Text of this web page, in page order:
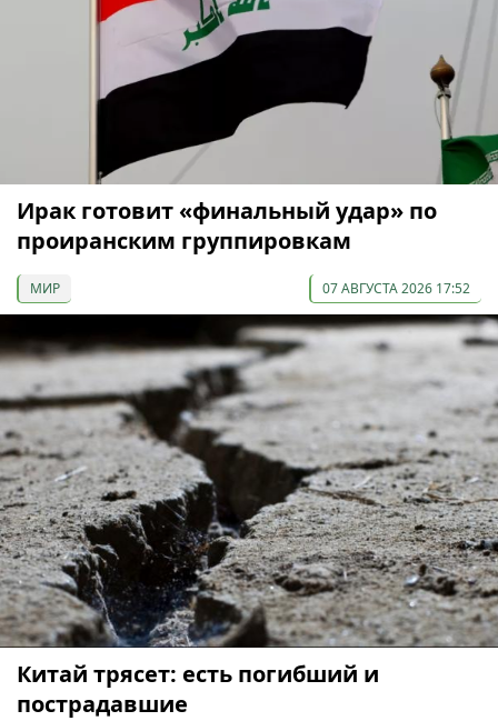
Ирак готовит «финальный удар» по
проиранским группировкам
МИР 07 АВГУСТА 2026 17:52
Китай трясет: есть погибший и
пострадавшие